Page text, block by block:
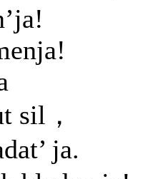
sil，
ja.